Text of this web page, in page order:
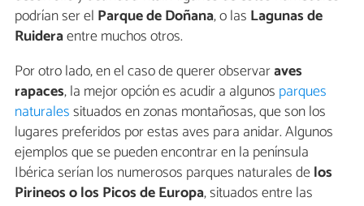
podrían ser el Parque de Doñana, o las Lagunas de
Ruideraentre muchos otros.
Por otro lado, en el caso de querer observaraves
rapaces, la mejor opción es acudir a algunos parques
naturalessituados en zonas montañosas, que son los
lugares preferidos por estas aves para anidar. Algunos
ejemplos que se pueden encontrar en la península
Ibérica serían los numerosos parques naturales delos
Pirineos o los Picos de Europa, situados entre las